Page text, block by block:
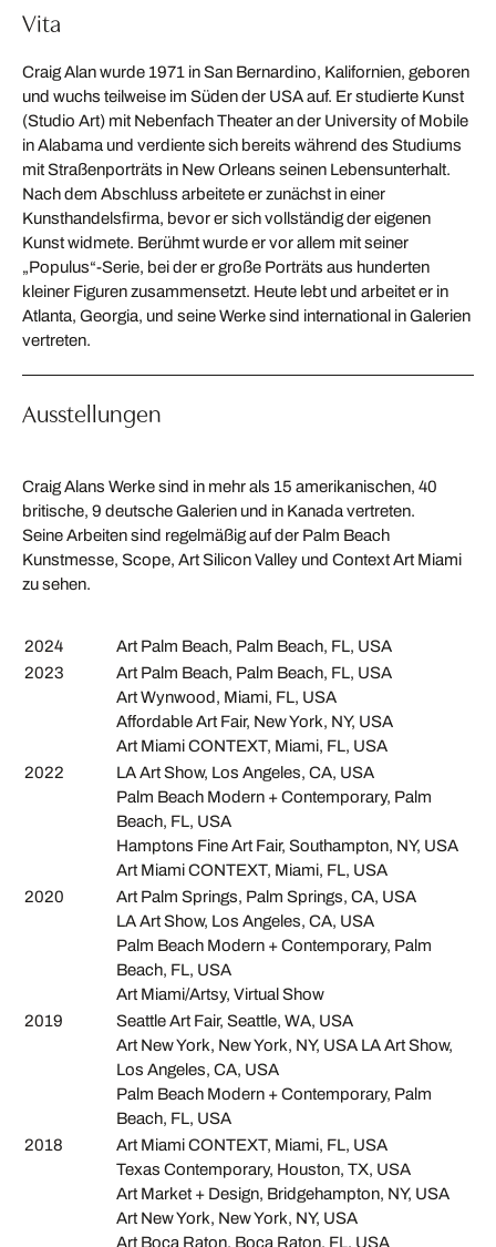
Vita
Craig Alan wurde 1971 in San Bernardino, Kalifornien, geboren
und wuchs teilweise im Süden der USA auf. Er studierte Kunst
(Studio Art) mit Nebenfach Theater an der University of Mobile
in Alabama und verdiente sich bereits während des Studiums
mit Straßenporträts in New Orleans seinen Lebensunterhalt.
Nach dem Abschluss arbeitete er zunächst in einer
Kunsthandelsfirma, bevor er sich vollständig der eigenen
Kunst widmete. Berühmt wurde er vor allem mit seiner
„Populus“-Serie, bei der er große Porträts aus hunderten
kleiner Figuren zusammensetzt. Heute lebt und arbeitet er in
Atlanta, Georgia, und seine Werke sind international in Galerien
vertreten.
Ausstellungen
Craig Alans Werke sind in mehr als 15 amerikanischen, 40
britische, 9 deutsche Galerien und in Kanada vertreten.
Seine Arbeiten sind regelmäßig auf der Palm Beach
Kunstmesse, Scope, Art Silicon Valley und Context Art Miami
zu sehen.
2024
Art Palm Beach, Palm Beach, FL, USA
2023
Art Palm Beach, Palm Beach, FL, USA
Art Wynwood, Miami, FL, USA
Affordable Art Fair, New York, NY, USA
Art Miami CONTEXT, Miami, FL, USA
2022
LA Art Show, Los Angeles, CA, USA
Palm Beach Modern + Contemporary, Palm
Beach, FL, USA
Hamptons Fine Art Fair, Southampton, NY, USA
Art Miami CONTEXT, Miami, FL, USA
2020
Art Palm Springs, Palm Springs, CA, USA
LA Art Show, Los Angeles, CA, USA
Palm Beach Modern + Contemporary, Palm
Beach, FL, USA
Art Miami/Artsy, Virtual Show
2019
Seattle Art Fair, Seattle, WA, USA
Art New York, New York, NY, USA LA Art Show,
Los Angeles, CA, USA
Palm Beach Modern + Contemporary, Palm
Beach, FL, USA
2018
Art Miami CONTEXT, Miami, FL, USA
Texas Contemporary, Houston, TX, USA
Art Market + Design, Bridgehampton, NY, USA
Art New York, New York, NY, USA
Art Boca Raton, Boca Raton, FL, USA